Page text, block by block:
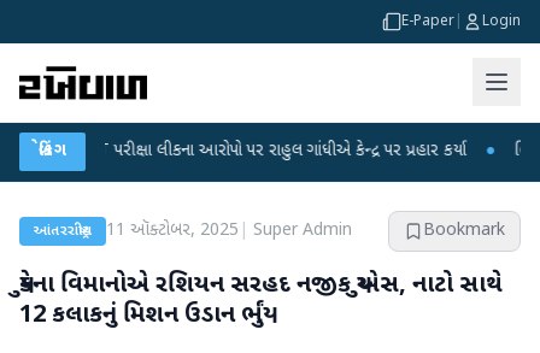
E-Paper Login
બ્રેકિંગ
NET પરીક્ષા લીકના આરોપો પર રાહુલ ગાંધીએ કેન્દ્ર પર પ્રહાર કર્યા ● હિંમતનગરમાં
આંતરરાષ્ટ્રીય 11 ઑક્ટોબર, 2025 Super Admin Bookmark
યુકેના વિમાનોએ રશિયન સરહદ નજીક યુએસ, નાટો સાથે
12 કલાકનું મિશન ઉડાન ભર્યું